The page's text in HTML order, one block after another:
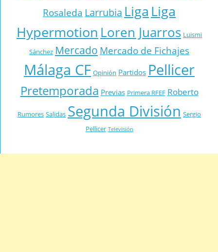
Rosaleda Larrubia Liga Liga
Hypermotion Loren Juarros Luismi
Sánchez Mercado Mercado de Fichajes
Málaga CF Opinión Partidos Pellicer
Pretemporada Previas Primera RFEF Roberto
Rumores Salidas Segunda División Sergio
Pellicer Televisión